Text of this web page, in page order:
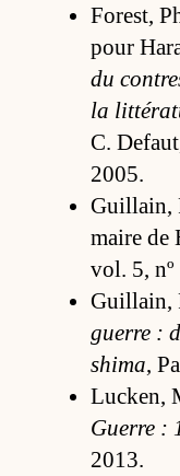
Fo­rest,
pour
du
la
C.
2005.
Guillain,
maire de
vol. 5,
Guillain,
guerre :
shima,
Lu­cken,
Guerre :
2013.